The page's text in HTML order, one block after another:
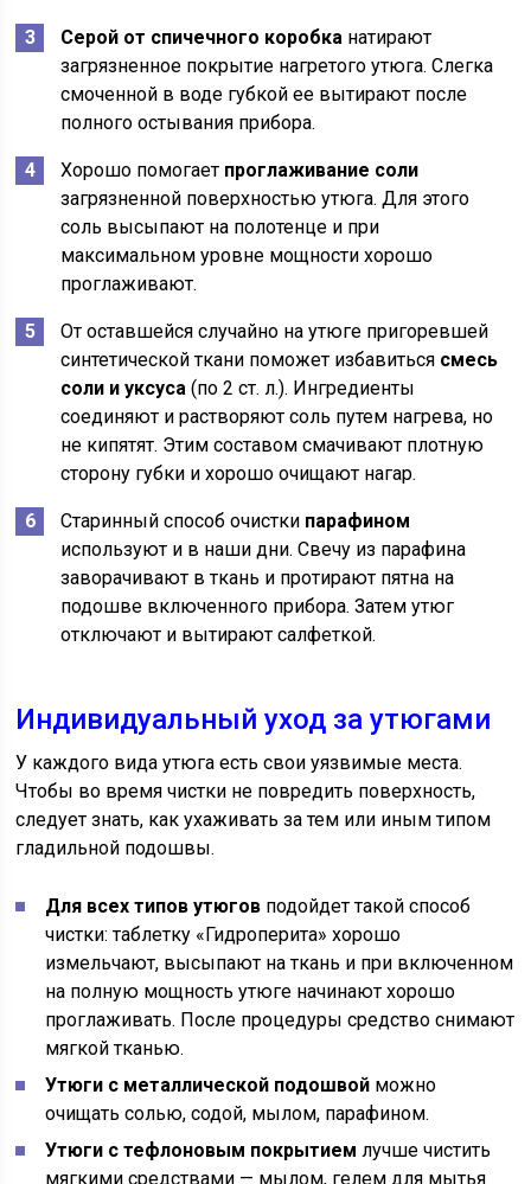
Серой от спичечного коробка натирают
загрязненное покрытие нагретого утюга. Слегка
смоченной в воде губкой ее вытирают после
полного остывания прибора.
Хорошо помогает проглаживание соли
загрязненной поверхностью утюга. Для этого
соль высыпают на полотенце и при
максимальном уровне мощности хорошо
проглаживают.
От оставшейся случайно на утюге пригоревшей
синтетической ткани поможет избавиться смесь
соли и уксуса (по 2 ст. л.). Ингредиенты
соединяют и растворяют соль путем нагрева, но
не кипятят. Этим составом смачивают плотную
сторону губки и хорошо очищают нагар.
Старинный способ очистки парафином
используют и в наши дни. Свечу из парафина
заворачивают в ткань и протирают пятна на
подошве включенного прибора. Затем утюг
отключают и вытирают салфеткой.
Индивидуальный уход за утюгами
У каждого вида утюга есть свои уязвимые места.
Чтобы во время чистки не повредить поверхность,
следует знать, как ухаживать за тем или иным типом
гладильной подошвы.
Для всех типов утюгов подойдет такой способ
чистки: таблетку «Гидроперита» хорошо
измельчают, высыпают на ткань и при включенном
на полную мощность утюге начинают хорошо
проглаживать. После процедуры средство снимают
мягкой тканью.
Утюги с металлической подошвой можно
очищать солью, содой, мылом, парафином.
Утюги с тефлоновым покрытием лучше чистить
мягкими средствами — мылом, гелем для мытья